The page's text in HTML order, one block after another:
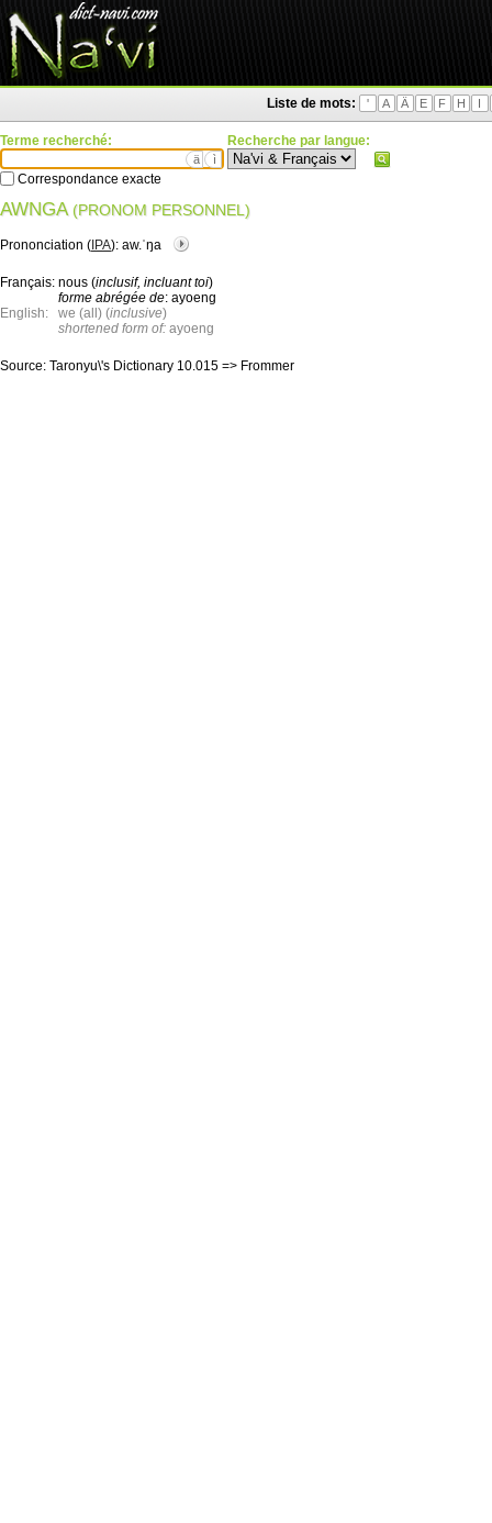
Liste de mots: ' A Ä E F H I
Terme recherché:
ä ì
Correspondance exacte
Recherche par langue:
AWNGA (PRONOM PERSONNEL)
Prononciation ( IPA): aw.ˈŋa
Français: nous (inclusif, incluant toi)
forme abrégée de: ayoeng
English:
we (all) (inclusive)
shortened form of: ayoeng
Source: Taronyu\'s Dictionary 10.015 => Frommer